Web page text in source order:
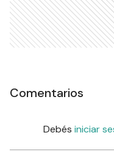
Comentarios
Debés iniciar